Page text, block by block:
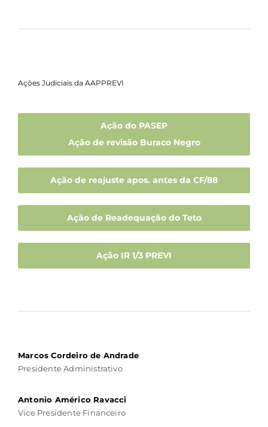
Ações Judiciais da AAPPREVI
Ação do PASEP
Ação de revisão Buraco Negro
Ação de reajuste apos. antes da CF/88
Ação de Readequação do Teto
Ação IR 1/3 PREVI
Marcos Cordeiro de Andrade
Presidente Administrativo
Antonio Américo Ravacci
Vice Presidente Financeiro